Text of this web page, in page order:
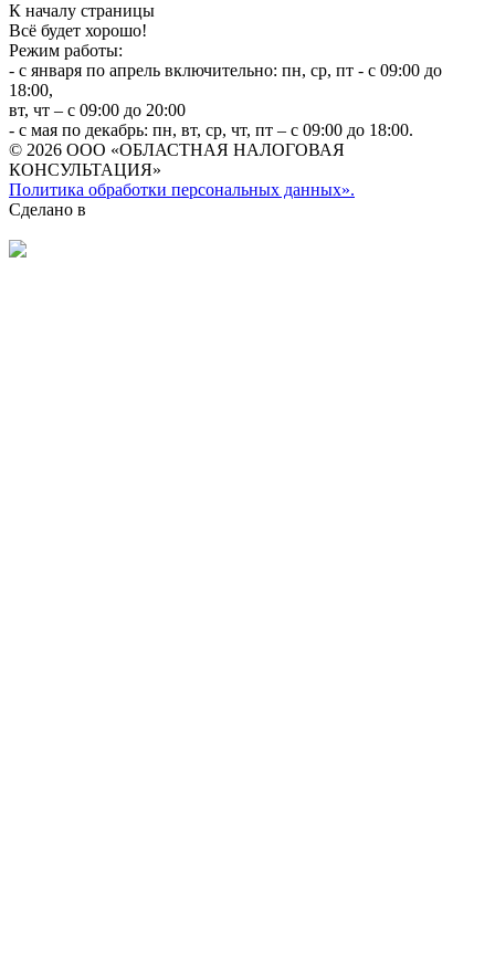
К началу страницы
Всё будет хорошо!
Режим работы:
- с января по апрель включительно: пн, ср, пт - с 09:00 до
18:00,
вт, чт – с 09:00 до 20:00
- с мая по декабрь: пн, вт, ср, чт, пт – с 09:00 до 18:00.
© 2026 ООО «ОБЛАСТНАЯ НАЛОГОВАЯ
КОНСУЛЬТАЦИЯ»
Политика обработки персональных данных».
Сделано в